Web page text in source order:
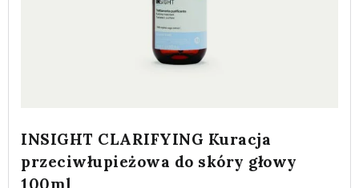
INSIGHT CLARIFYING Kuracja
przeciwłupieżowa do skóry głowy